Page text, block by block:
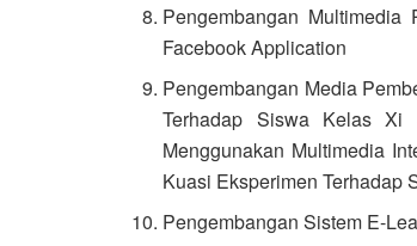
Pengembangan
Facebook Application
Pengembangan Media
Terhadap Siswa Kelas Xi
Menggunakan Multimedia
Kuasi Eksperimen Terhadap
Pengembangan Sistem E-